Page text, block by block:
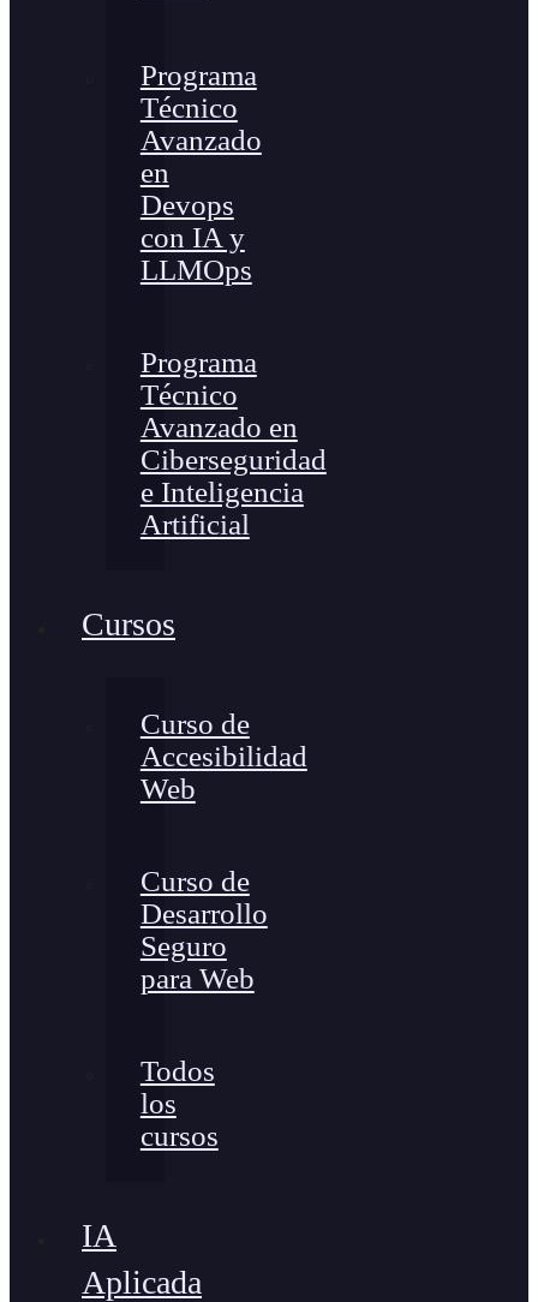
Programa
Técnico
Avanzado
en
Devops
con IA y
LLMOps
Programa
Técnico
Avanzado en
Ciberseguridad
e Inteligencia
Artificial
Cursos
Curso de
Accesibilidad
Web
Curso de
Desarrollo
Seguro
para Web
Todos
los
cursos
IA
Aplicada